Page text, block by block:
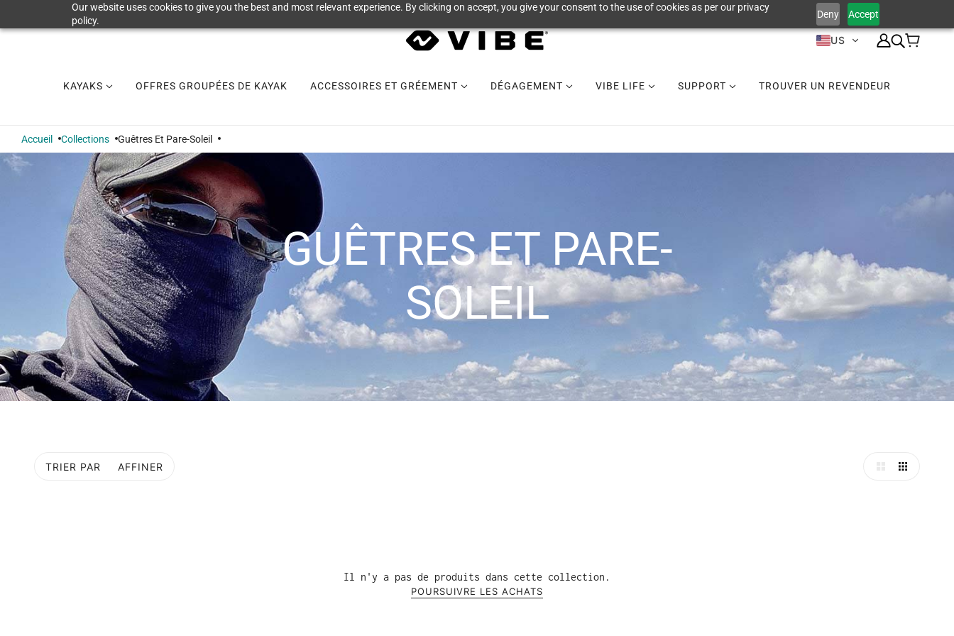
Our website uses cookies to give you the best and most relevant experience. By clicking on accept, you give your consent to the use of cookies as per our privacy
policy.
Deny Accept
US
KAYAKS OFFRES GROUPÉES DE KAYAK ACCESSOIRES ET GRÉEMENT DÉGAGEMENT VIBE LIFE SUPPORT TROUVER UN REVENDEUR
Accueil Collections Guêtres Et Pare-Soleil
GUÊTRES ET PARE-
SOLEIL
TRIER PAR AFFINER
Il n'y a pas de produits dans cette collection.
POURSUIVRE LES ACHATS